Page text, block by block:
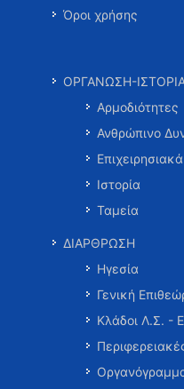
Όροι χρήσης
ΟΡΓΑΝΩΣΗ-
Αρμοδιότητες
Ανθρώπινο
Ιστορία
Ταμεία
ΔΙΑΡΘΡΩΣΗ
Ηγεσία
Γενική
Κλάδοι Λ.Σ. -